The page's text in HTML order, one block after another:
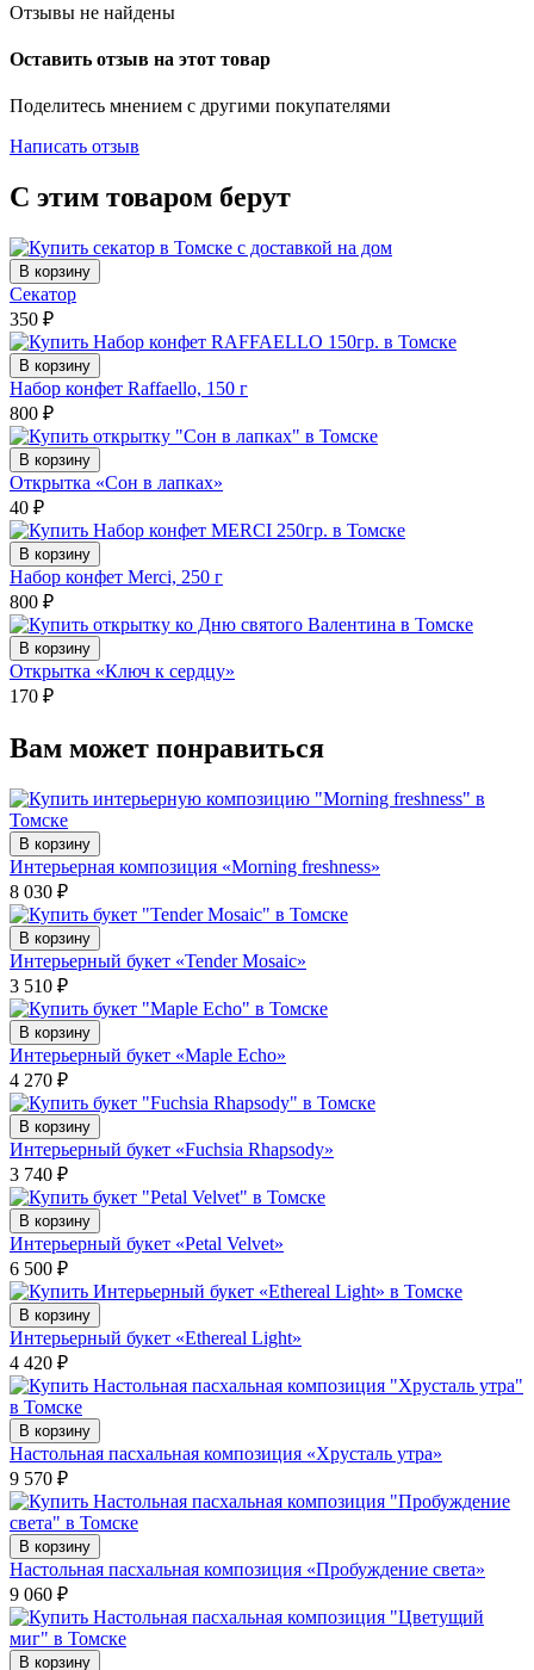
Отзывы не найдены
Оставить отзыв на этот товар
Поделитесь мнением с другими покупателями
Написать отзыв
С этим товаром берут
В корзину
Секатор
350 ₽
В корзину
Набор конфет Raffaello, 150 г
800 ₽
В корзину
Открытка «Сон в лапках»
40 ₽
В корзину
Набор конфет Merci, 250 г
800 ₽
В корзину
Открытка «Ключ к сердцу»
170 ₽
Вам может понравиться
В корзину
Интерьерная композиция «Morning freshness»
8 030 ₽
В корзину
Интерьерный букет «Tender Mosaic»
3 510 ₽
В корзину
Интерьерный букет «Maple Echo»
4 270 ₽
В корзину
Интерьерный букет «Fuchsia Rhapsody»
3 740 ₽
В корзину
Интерьерный букет «Petal Velvet»
6 500 ₽
В корзину
Интерьерный букет «Ethereal Light»
4 420 ₽
В корзину
Настольная пасхальная композиция «Хрусталь утра»
9 570 ₽
В корзину
Настольная пасхальная композиция «Пробуждение света»
9 060 ₽
В корзину